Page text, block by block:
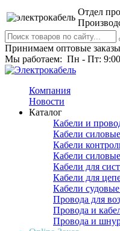
Отдел
Принимаем оптовые
Мы работаем: Пн - Пт:
Компания
Новости
Каталог
Кабели и
Кабели
Кабели
Кабели
Кабели для
Кабели для
Кабели
Провода для
Провода и
Провода и